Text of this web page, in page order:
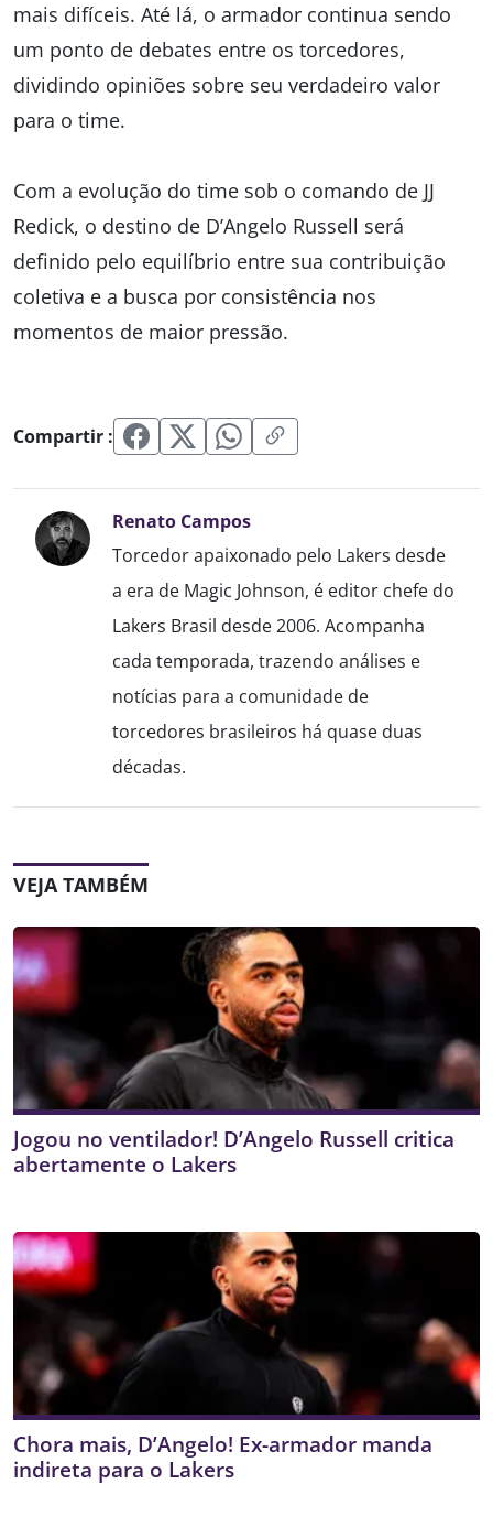
mais difíceis. Até lá, o armador continua sendo
um ponto de debates entre os torcedores,
dividindo opiniões sobre seu verdadeiro valor
para o time.
Com a evolução do time sob o comando de JJ
Redick, o destino de D’Angelo Russell será
definido pelo equilíbrio entre sua contribuição
coletiva e a busca por consistência nos
momentos de maior pressão.
Compartir :
Renato Campos
Torcedor apaixonado pelo Lakers desde
a era de Magic Johnson, é editor chefe do
Lakers Brasil desde 2006. Acompanha
cada temporada, trazendo análises e
notícias para a comunidade de
torcedores brasileiros há quase duas
décadas.
VEJA TAMBÉM
Jogou no ventilador! D’Angelo Russell critica
abertamente o Lakers
Chora mais, D’Angelo! Ex-armador manda
indireta para o Lakers